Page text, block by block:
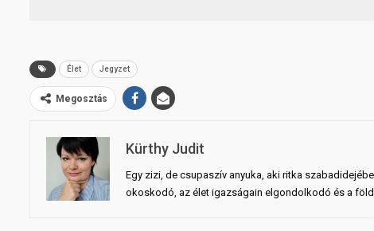
Élet Jegyzet
Megosztás
Kürthy Judit
Egy zizi, de csupaszív anyuka, aki ritka
okoskodó, az élet igazságain elgondolkodó és a föld